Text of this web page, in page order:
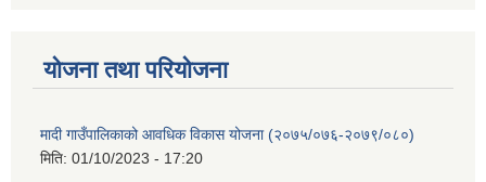
योजना तथा परियोजना
मादी गाउँपालिकाको आवधिक विकास योजना (२०७५/०७६-२०७९/०८०)
मिति: 01/10/2023 - 17:20